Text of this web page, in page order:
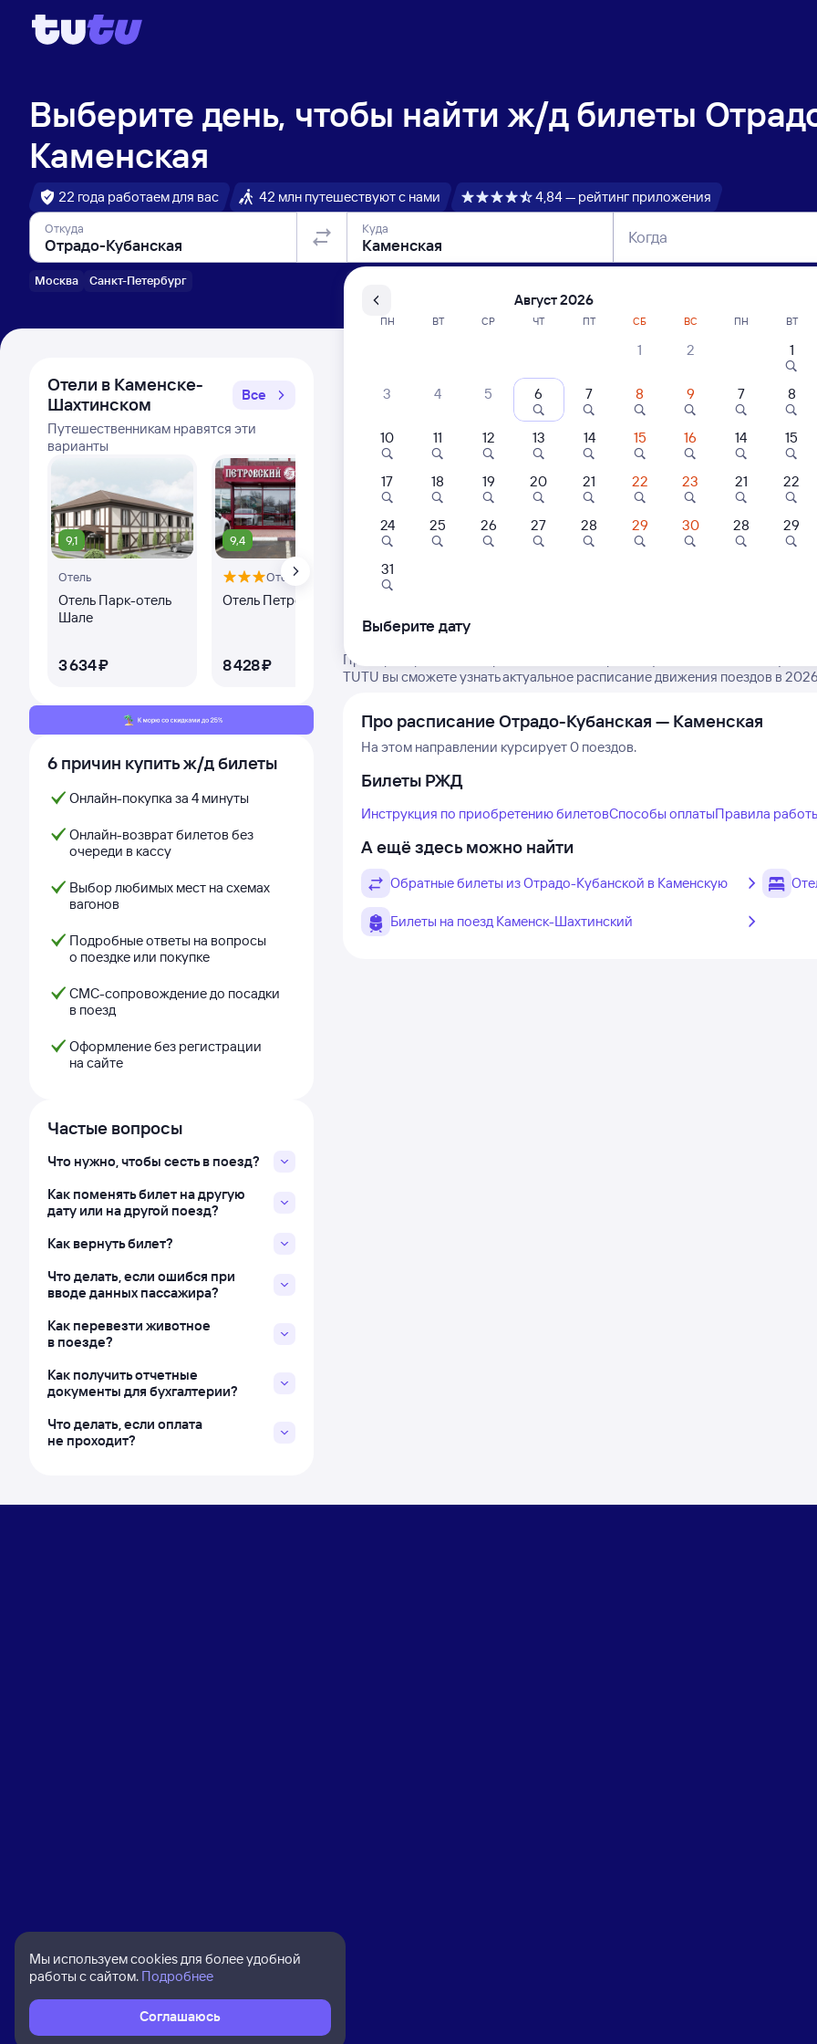
Выберите день, чтобы найти ж/д билеты
Каменская
22 года работаем для вас 42 млн путешествуют с нами 4,84 — рейтинг приложения
Откуда
Москва Санкт-Петербург
Куда Когда
Отели в Каменске-
Шахтинском
Все
Путешественникам нравятся эти
варианты
9,1
Отель
Отель Парк-отель
Шале
3 ⁠634 ⁠₽
9,4
Отель
Отель Петровский
8 ⁠428 ⁠₽
Отель
1 ⁠650 ⁠₽ 5 ⁠552 ⁠₽
6,7
6 ⁠893 ⁠₽
6 причин купить ж/д билеты
Онлайн-покупка за 4 минуты
Онлайн-возврат билетов без
очереди в кассу
Выбор любимых мест на схемах
вагонов
Подробные ответы на вопросы
о поездке или покупке
СМС-сопровождение до посадки
в поезд
Оформление без регистрации
на сайте
Частые вопросы
Что нужно, чтобы сесть в поезд?
Как поменять билет на другую
дату или на другой поезд?
Как вернуть билет?
Что делать, если ошибся при
вводе данных пассажира?
Как перевезти животное
в поезде?
Как получить отчетные
документы для бухгалтерии?
Что делать, если оплата
не проходит?
Расписание поездов Отрадо-Кубанская —
Нет рейсов по этому
Проверьте расписание рейсов РЖД из Отрадо-Кубанской в Каменскую.
TUTU вы сможете узнать актуальное расписание движения поездов в
Про расписание Отрадо-Кубанская — Каменская
На этом направлении курсирует 0 поездов.
Билеты РЖД
Инструкция по приобретению билетовСпособы оплатыПравила
А ещё здесь можно найти
Обратные билеты из Отрадо-Кубанской в Каменскую
Билеты на поезд Каменск-Шахтинский
Мы используем cookies для более удобной
работы с сайтом. Подробнее
Соглашаюсь
Август 2026
ПН ВТ СР ЧТ ПТ СБ ВС
1 2
3 4 5 6 7 8 9
10 11 12 13 14 15 16
17 18 19 20 21 22 23
24 25 26 27 28 29 30
31
ПН ВТ
1
7 8
14 15
21 22
28 29
Выберите дату